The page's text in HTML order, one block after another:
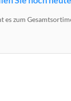
es zum